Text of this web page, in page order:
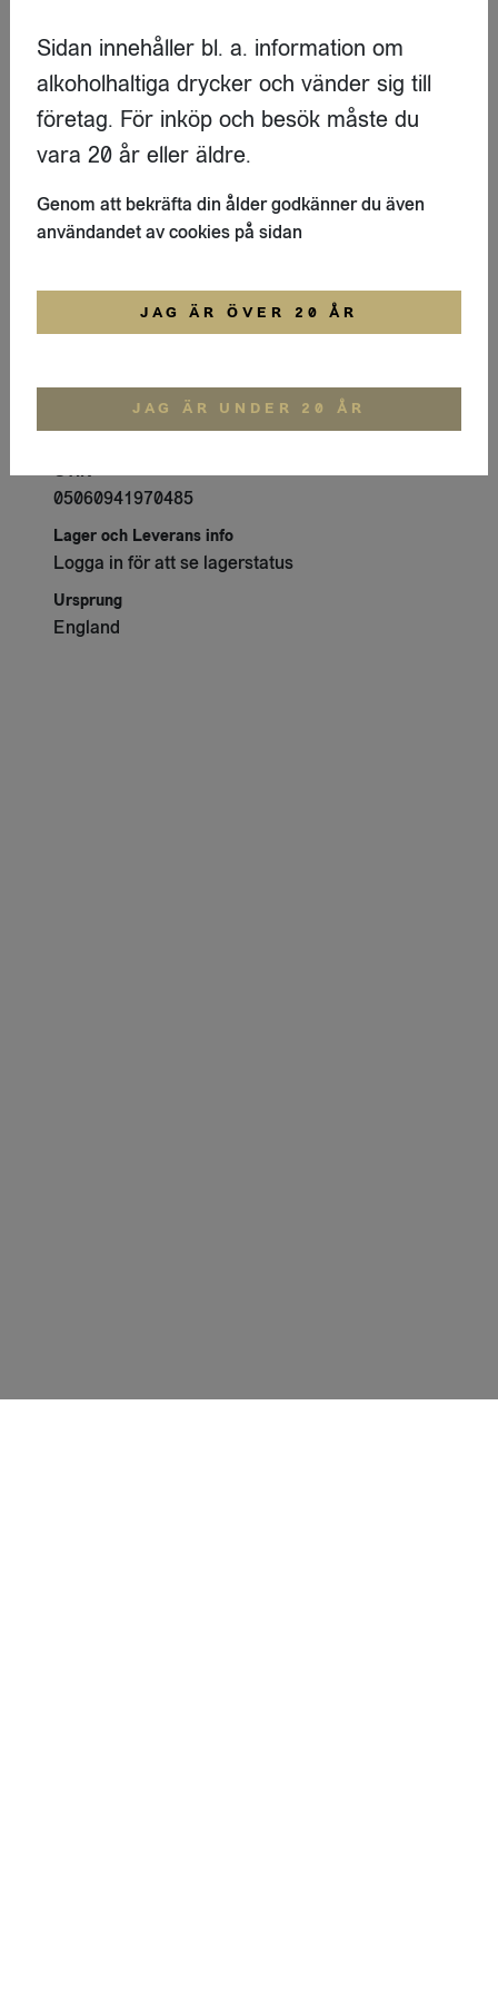
Produktdetaljer
Leverantör
Soda Nation
Varumärke
Artikelnummer
XK7ZP
Logga in för att se priset
Förpackning
Kartong 1.5g
GTIN
05060941970485
Lager och Leverans info
Logga in för att se lagerstatus
Ursprung
England
Sidan innehåller bl. a. information om
alkoholhaltiga drycker och vänder sig till
företag. För inköp och besök måste du
vara 20 år eller äldre.
Genom att bekräfta din ålder godkänner du även
användandet av cookies på sidan
JAG ÄR ÖVER 20 ÅR
JAG ÄR UNDER 20 ÅR